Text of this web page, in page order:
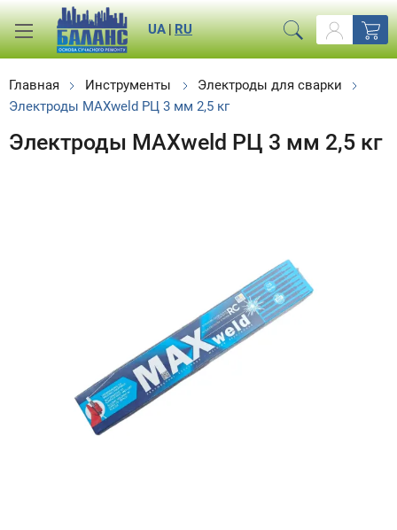
RU
|
UA
Главная Инструменты
Электроды для сварки
Электроды MAXweld РЦ 3 мм 2,5 кг
Электроды MAXweld РЦ 3 мм 2,5 кг